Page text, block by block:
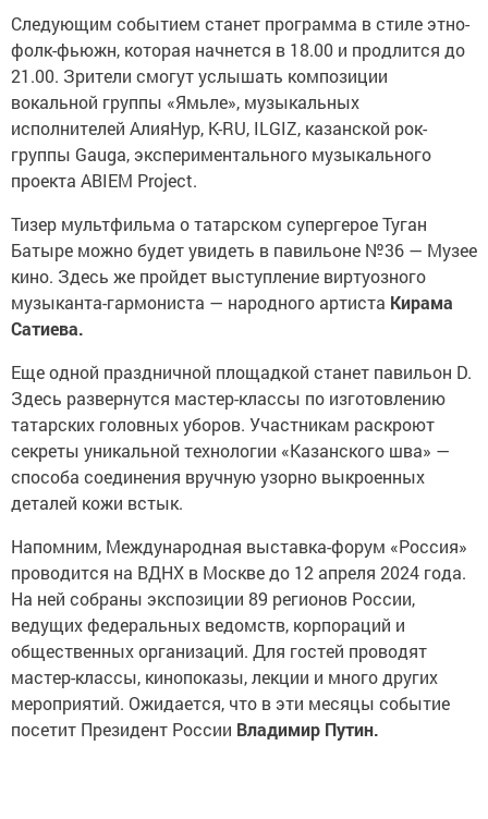
Следующим событием станет программа в стиле этно-
фолк-фьюжн, которая начнется в 18.00 и продлится до
21.00. Зрители смогут услышать композиции
вокальной группы «Ямьле», музыкальных
исполнителей АлияНур, K-RU, ILGIZ, казанской рок-
группы Gauga, экспериментального музыкального
проекта ABIEM Project.
Тизер мультфильма о татарском супергерое Туган
Батыре можно будет увидеть в павильоне №36 — Музее
кино. Здесь же пройдет выступление виртуозного
музыканта-гармониста — народного артиста Кирама
Сатиева.
Еще одной праздничной площадкой станет павильон D.
Здесь развернутся мастер-классы по изготовлению
татарских головных уборов. Участникам раскроют
секреты уникальной технологии «Казанского шва» —
способа соединения вручную узорно выкроенных
деталей кожи встык.
Напомним, Международная выставка-форум «Россия»
проводится на ВДНХ в Москве до 12 апреля 2024 года.
На ней собраны экспозиции 89 регионов России,
ведущих федеральных ведомств, корпораций и
общественных организаций. Для гостей проводят
мастер-классы, кинопоказы, лекции и много других
мероприятий. Ожидается, что в эти месяцы событие
посетит Президент России Владимир Путин.